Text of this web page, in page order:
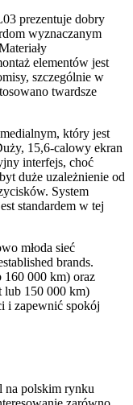
prezentuje dobry
wyznaczanym
elementów jest
szczególnie w
twardsze
który jest
15,6-calowy ekran
interfejs, choć
duże uzależnienie od
System
standardem w tej
młoda sieć
brands.
160 000 km) oraz
lub 150 000 km)
i zapewnić spokój
na polskim rynku